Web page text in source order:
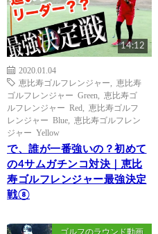
14:12
2020.01.04
恵比寿ゴルフレンジャー
恵比寿
ゴルフレンジャー Green
恵比寿ゴ
ルフレンジャー Red
恵比寿ゴルフ
レンジャー Blue
恵比寿ゴルフレン
ジャー Yellow
で、誰が一番強いの？初めて
の4サムガチンコ対決｜恵比
寿ゴルフレンジャー最強決定
戦⑧
ゴルフのラウンド動画